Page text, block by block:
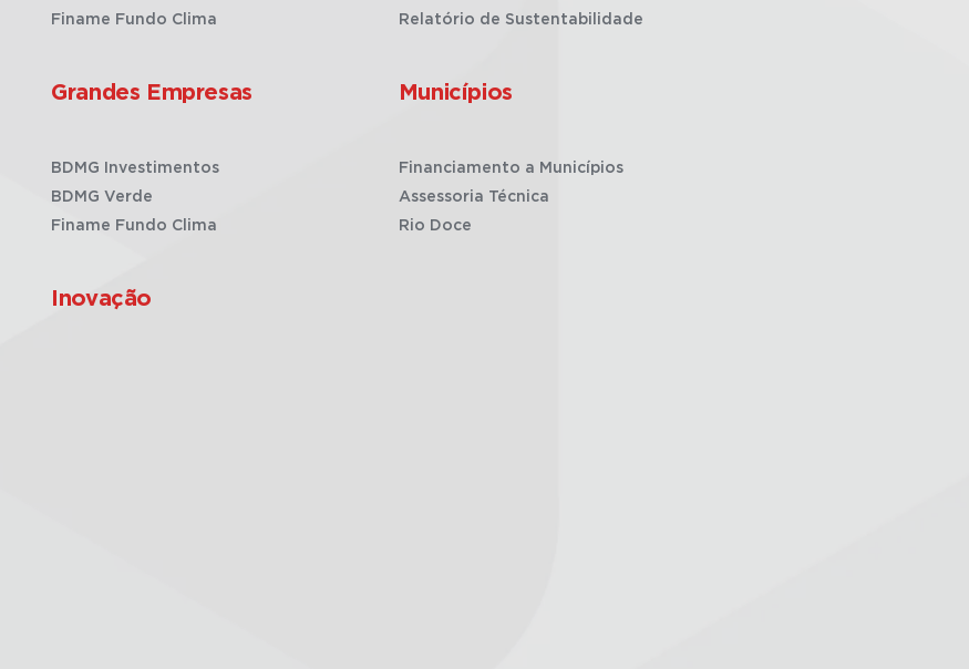
Finame Fundo Clima
Grandes Empresas
BDMG Investimentos
BDMG Verde
Finame Fundo Clima
Inovação
Relatório de Sustentabilidade
Municípios
Financiamento a Municípios
Assessoria Técnica
Rio Doce